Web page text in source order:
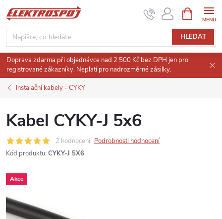
Přejít
na
obsah
HLEDAT
NÁKUPNÍ
KOŠÍK
Doprava zdarma při objednávce nad 2 500 Kč bez DPH jen pro
registrované zákazníky. Neplatí pro nadrozměrné zásilky.
Instalační kabely - CYKY
Kabel CYKY-J 5x6
2 hodnocení Podrobnosti hodnocení
Kód produktu: CYKY-J 5X6
Akce